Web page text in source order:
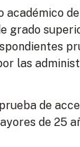
grado
las
de
de 25